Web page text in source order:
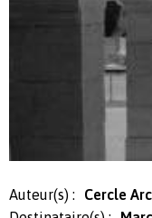
Auteur(s) :
Cercle